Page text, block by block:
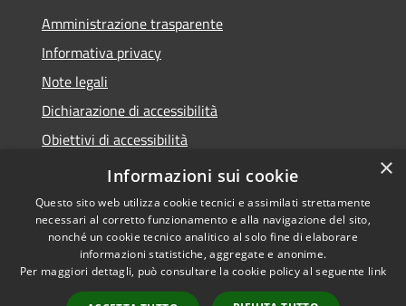
Amministrazione trasparente
Informativa privacy
Note legali
Dichiarazione di accessibilità
Obiettivi di accessibilità
Whistleblowing
Accessibilità
Copyright © 2026 • Comune di
Spirano • Powered by
×
Informazioni sui cookie
Questo sito web utilizza cookie tecnici e assimilati strettamente
necessari al corretto funzionamento e alla navigazione del sito,
nonché un cookie tecnico analitico al solo fine di elaborare
informazioni statistiche, aggregate e anonime.
Per maggiori dettagli, può consultare la cookie policy al seguente link